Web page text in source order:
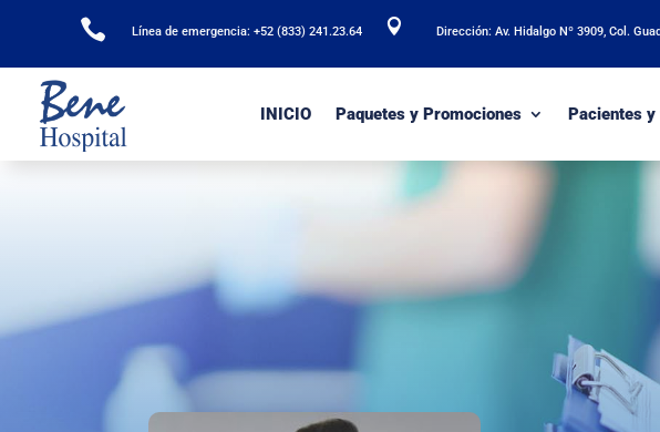
 Línea de emergencia: +52 (833) 241.23.64  Dirección: Av. Hidalgo Nº 3909, Col.
INICIO Paquetes y Promociones Pacientes